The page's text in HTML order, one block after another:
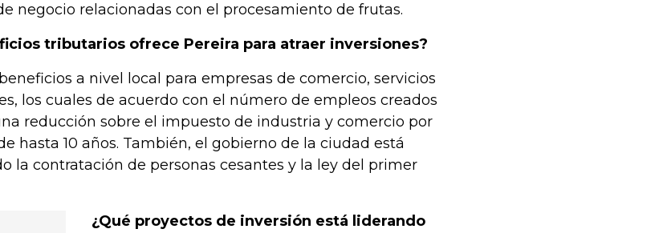
negocio relacionadas con el procesamiento de frutas.
tributarios ofrece Pereira para atraer inversiones?
a nivel local para empresas de comercio, servicios
los cuales de acuerdo con el número de empleos creados
reducción sobre el impuesto de industria y comercio por
hasta 10 años. También, el gobierno de la ciudad está
la contratación de personas cesantes y la ley del primer
¿Qué proyectos de inversión está liderando